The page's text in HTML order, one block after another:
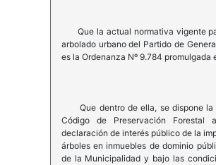
Que la actual normativa vigente
arbolado urbano del Partido de
es la Ordenanza Nº 9.784 promulgada
Que dentro de ella, se dispone la
Código de Preservación Forestal
declaración de interés público de la
árboles en inmuebles de dominio
de la Municipalidad y bajo las